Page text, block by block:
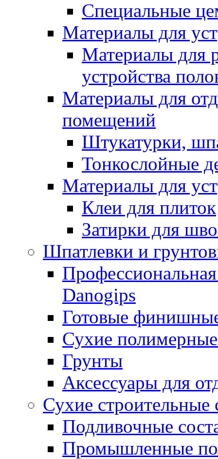
Специальные
Материалы для
Материалы для
устройства
Материалы для
помещений
Штукатурки,
Тонкослойные
Материалы для
Клеи для плиток
Затирки для
Шпатлевки и
Danogips
Готовые
Сухие
Грунты
Аксессуары для
Сухие строительные
Подливочные
Промышленные